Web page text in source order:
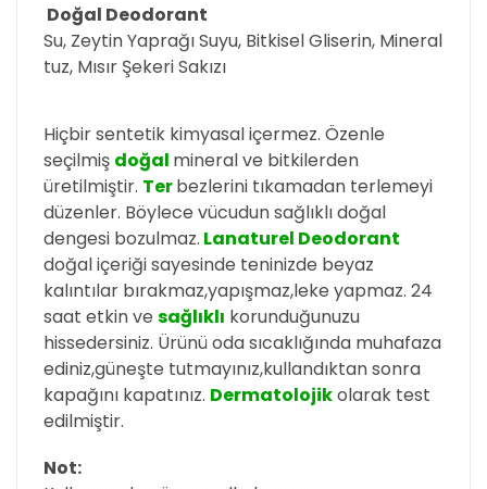
Doğal Deodorant
Su, Zeytin Yaprağı Suyu, Bitkisel Gliserin, Mineral
tuz, Mısır Şekeri Sakızı
Hiçbir sentetik kimyasal içermez. Özenle
seçilmiş doğal mineral ve bitkilerden
üretilmiştir. Terbezlerini tıkamadan terlemeyi
düzenler. Böylece vücudun sağlıklı doğal
dengesi bozulmaz. Lanaturel Deodorant
doğal içeriği sayesinde teninizde beyaz
kalıntılar bırakmaz,yapışmaz,leke yapmaz. 24
saat etkin ve sağlıklı korunduğunuzu
hissedersiniz. Ürünü oda sıcaklığında muhafaza
ediniz,güneşte tutmayınız,kullandıktan sonra
kapağını kapatınız. Dermatolojikolarak test
edilmiştir.
Not: